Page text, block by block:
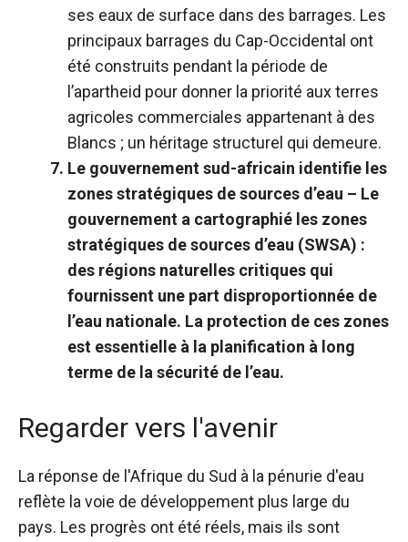
ses eaux de surface dans des barrages. Les
principaux barrages du Cap-Occidental ont
été construits pendant la période de
l’apartheid pour donner la priorité aux terres
agricoles commerciales appartenant à des
Blancs ; un héritage structurel qui demeure.
Le gouvernement sud-africain identifie les
zones stratégiques de sources d’eau – Le
gouvernement a cartographié les zones
stratégiques de sources d’eau (SWSA) :
des régions naturelles critiques qui
fournissent une part disproportionnée de
l’eau nationale. La protection de ces zones
est essentielle à la planification à long
terme de la sécurité de l’eau.
Regarder vers l'avenir
La réponse de l'Afrique du Sud à la pénurie d'eau
reflète la voie de développement plus large du
pays. Les progrès ont été réels, mais ils sont